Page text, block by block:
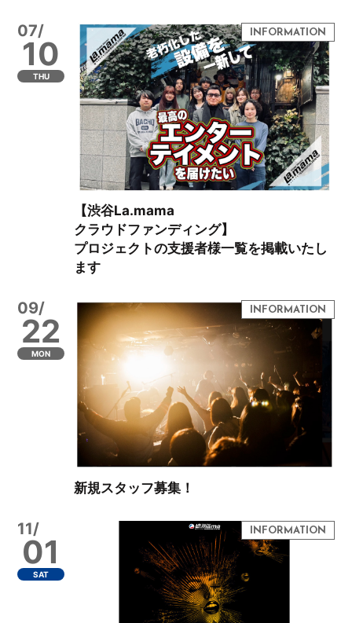
07/
10
THU
【渋谷La.mama
クラウドファンディング】
プロジェクトの支援者様一覧を掲載いたし
ます
09/
22
MON
新規スタッフ募集！
11/
01
SAT